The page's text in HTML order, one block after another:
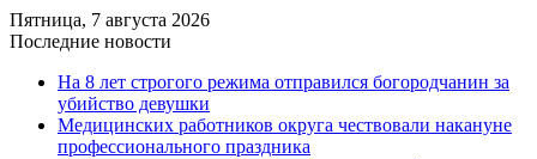
Пятница, 7 августа 2026
Последние новости
На 8 лет строгого режима отправился богородчанин за
убийство девушки
Медицинских работников округа чествовали накануне
профессионального праздника